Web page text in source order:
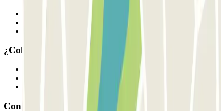
¿Colaboramos?
Proveedor de parking
Contacto